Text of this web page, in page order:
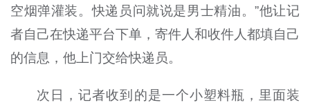
空烟弹灌装。快递员问就说是男士精油。”他让记
者自己在快递平台下单，寄件人和收件人都填自己
的信息，他上门交给快递员。
次日，记者收到的是一个小塑料瓶，里面装